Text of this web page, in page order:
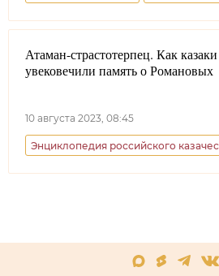
Всевеликое войско Донское
Атаман-страстотерпец. Как казаки
увековечили память о Романовых
10 августа 2023, 08:45
Энциклопедия российского